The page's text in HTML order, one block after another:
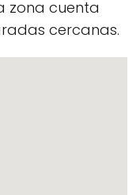
zona cuenta
cercanas.